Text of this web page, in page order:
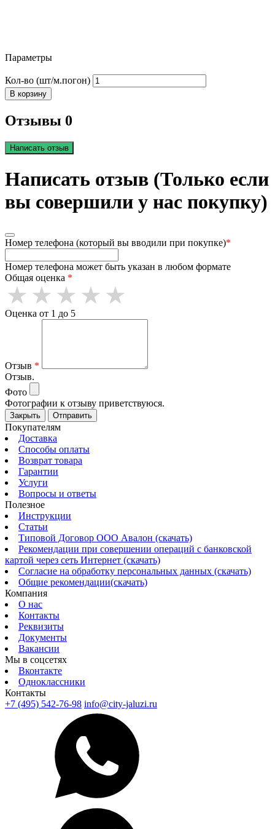
Параметры
Кол-во (шт/м.погон)
В корзину
Отзывы 0
Написать отзыв
Написать отзыв (Только если
вы совершили у нас покупку)
Номер телефона (который вы вводили при покупке)*
Номер телефона может быть указан в любом формате
Общая оценка *
Оценка от 1 до 5
Отзыв *
Отзыв.
Фото
Фотографии к отзыву приветствуюся.
Закрыть Отправить
Покупателям
Доставка
Способы оплаты
Возврат товара
Гарантии
Услуги
Вопросы и ответы
Полезное
Инструкции
Статьи
Типовой Договор ООО Авалон (скачать)
Рекомендации при совершении операций с банковской
картой через сеть Интернет (скачать)
Согласие на обработку персональных данных (скачать)
Общие рекомендации(скачать)
Компания
О нас
Контакты
Реквизиты
Документы
Вакансии
Мы в соцсетях
Вконтакте
Одноклассники
Контакты
+7 (495) 542-76-98 info@city-jaluzi.ru